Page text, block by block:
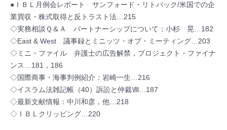
●ＩＢＬ月例会レポート サンフォード・リトバック/米国での企
業買収・株式取得と反トラスト法…215
◇実務相談Ｑ＆Ａ パートナーシップについて：小杉 晃…182
◇East & West 議事録とミニッツ・オブ・ミーティング…203
◇ミニ・ファイル 弁護士の広告解禁，プロジェクト・ファイナ
ンス…181，186
◇国際商事・海事判例紹介：岩崎一生…216
◇イスラム法雑記帳（40）訴訟と仲裁Ⅷ…187
◇最新文献情報：中川和彦，他…218
◇ＩＢＬクリッピング…220